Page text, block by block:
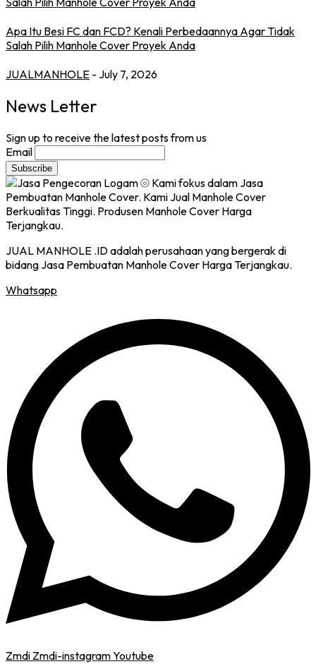
Apa Itu Besi FC dan FCD? Kenali Perbedaannya Agar Tidak
Salah Pilih Manhole Cover Proyek Anda
JUALMANHOLE - July 7, 2026
News Letter
Sign up to receive the latest posts from us
Email
JUAL MANHOLE .ID adalah perusahaan yang bergerak di
bidang Jasa Pembuatan Manhole Cover Harga Terjangkau.
Whatsapp
Zmdi Zmdi-instagramYoutube